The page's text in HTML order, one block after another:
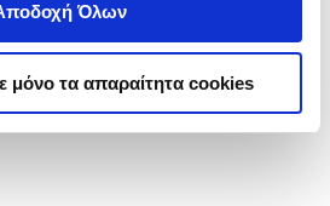
Όλων
μόνο τα απαραίτητα cookies
1-1 από 1 προϊόντα